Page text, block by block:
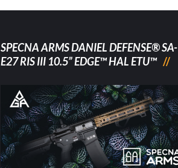
SPECNA ARMS DANIEL DEFENSE® SA-
E27 RIS III 10.5” EDGE™ HAL ETU™